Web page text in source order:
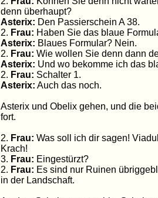
denn überhaupt?
Asterix: Den Passierschein A 38.
2. Frau: Haben Sie das blaue
Asterix: Blaues Formular? Nein.
2. Frau: Wie wollen Sie denn dann
Asterix: Und wo bekomme ich das
2. Frau: Schalter 1.
Asterix: Auch das noch.
Asterix und Obelix gehen, und die
fort.
2. Frau: Was soll ich dir sagen!
Krach!
3. Frau: Eingestürzt?
2. Frau: Es sind nur Ruinen
in der Landschaft.